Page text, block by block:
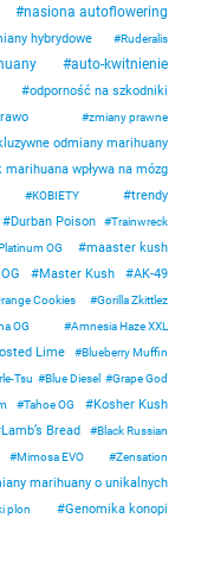
nasiona autoflowering
hybrydowe Ruderalis
auto-kwitnienie
odporność na szkodniki
zmiany prawne
odmiany marihuany
marihuana wpływa na mózg
KOBIETY trendy
Durban Poison
Trainwreck
Platinum OG maaster kush
Master Kush AK-49
Cookies Gorilla Zkittlez
OG
Amnesia Haze XXL
Lime
Blueberry Muffin
Tsu Blue Diesel
Grape God
Tahoe OG Kosher Kush
Lamb’s Bread
Black Russian
Mimosa EVO Zensation
marihuany o unikalnych
plon Genomika konopi